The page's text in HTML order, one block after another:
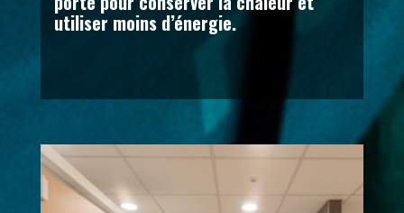
utiliser moins d’énergie.